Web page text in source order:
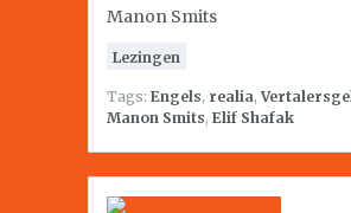
Manon Smits
Lezingen
Tags: Engels, realia,
Manon Smits, Elif Shafak